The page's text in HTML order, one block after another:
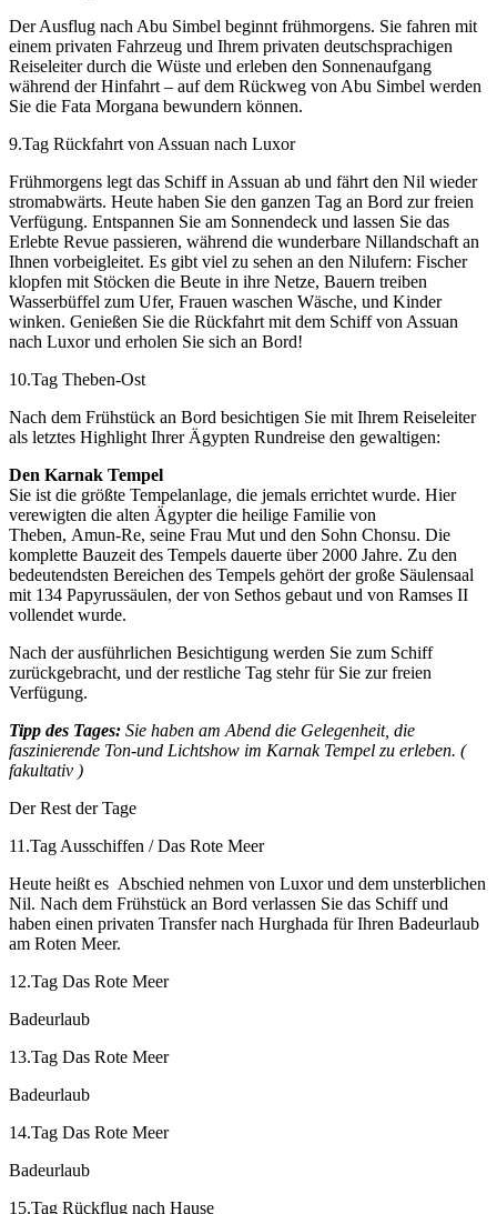
Der Ausflug nach Abu Simbel beginnt frühmorgens. Sie fahren mit
einem privaten Fahrzeug und Ihrem privaten deutschsprachigen
Reiseleiter durch die Wüste und erleben den Sonnenaufgang
während der Hinfahrt – auf dem Rückweg von Abu Simbel werden
Sie die Fata Morgana bewundern können.
9.Tag Rückfahrt von Assuan nach Luxor
Frühmorgens legt das Schiff in Assuan ab und fährt den Nil wieder
stromabwärts. Heute haben Sie den ganzen Tag an Bord zur freien
Verfügung. Entspannen Sie am Sonnendeck und lassen Sie das
Erlebte Revue passieren, während die wunderbare Nillandschaft an
Ihnen vorbeigleitet. Es gibt viel zu sehen an den Nilufern: Fischer
klopfen mit Stöcken die Beute in ihre Netze, Bauern treiben
Wasserbüffel zum Ufer, Frauen waschen Wäsche, und Kinder
winken. Genießen Sie die Rückfahrt mit dem Schiff von Assuan
nach Luxor und erholen Sie sich an Bord!
10.Tag Theben-Ost
Nach dem Frühstück an Bord besichtigen Sie mit Ihrem Reiseleiter
als letztes Highlight Ihrer Ägypten Rundreise den gewaltigen:
Den Karnak Tempel
Sie ist die größte Tempelanlage, die jemals errichtet wurde. Hier
verewigten die alten Ägypter die heilige Familie von
Theben, Amun-Re, seine Frau Mut und den Sohn Chonsu. Die
komplette Bauzeit des Tempels dauerte über 2000 Jahre. Zu den
bedeutendsten Bereichen des Tempels gehört der große Säulensaal
mit 134 Papyrussäulen, der von Sethos gebaut und von Ramses II
vollendet wurde.
Nach der ausführlichen Besichtigung werden Sie zum Schiff
zurückgebracht, und der restliche Tag stehr für Sie zur freien
Verfügung.
Tipp des Tages: Sie haben am Abend die Gelegenheit, die
faszinierende Ton-und Lichtshow im Karnak Tempel zu erleben. (
fakultativ )
Der Rest der Tage
11.Tag Ausschiffen / Das Rote Meer
Heute heißt es Abschied nehmen von Luxor und dem unsterblichen
Nil. Nach dem Frühstück an Bord verlassen Sie das Schiff und
haben einen privaten Transfer nach Hurghada für Ihren Badeurlaub
am Roten Meer.
12.Tag Das Rote Meer
Badeurlaub
13.Tag Das Rote Meer
Badeurlaub
14.Tag Das Rote Meer
Badeurlaub
15.Tag Rückflug nach Hause